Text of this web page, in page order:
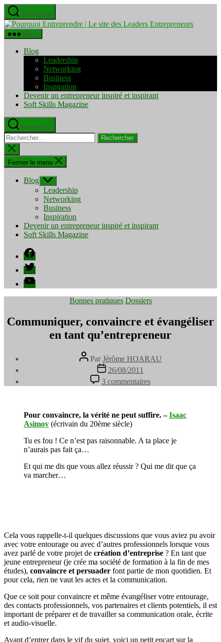
Aller
au
contenu
Recherche
Pourquoi
Menu
Blog
Leadership
Networking
Business
Inspiration
Devenir un entrepreneur inspiré et inspirant
Soft Skills Magazine
Recherche
Rechercher :
Fermer
la
recherche
Fermer le menu
Blog Afficher
le
sous-
menu
Leadership
Networking
Business
Inspiration
Devenir un entrepreneur inspiré et inspirant
Soft Skills Magazine
Facebook
Twitter
YouTube
Catégories
Bonnes pratiques Dossiers
Communiquer, convaincre et évangéliser
en tant qu’entrepreneur
Auteur
de
l’article
Par Jérôme HOARAU
Date
de
l’article
26/08/2011
3 commentaires
Communiquer,
évangéliser
qu’entrepreneur
Pour convaincre, la vérité ne peut suffire. –Isaac
Asimov (écrivain du 20ème siècle)
Tu es fou ! Ce n’est pas raisonnable. A ta place je
n’aurais pas fait ça…
Et qui me dis que vous allez réussir ? Qui me dit que ça
va marcher…
Cela vous rappelle-t-il quelques discussions que vous aviez pu avoir
avec votre entourage ou avec d’autres professionnels lorsque vous
avez parlé de votre projet de création d’entreprise ? En tant que
jeune entrepreneur (je crée ma société de formation à la fin de mes
études), convaincre et persuader font partie de mon quotidien. Et
pour cela, rien ne vaut les actes et la communication.
Que ce soit pour convaincre et même évangéliser votre entourage,
des contacts professionnels, vos partenaires et clients potentiels, il est
important de préparer et de travailler sa communication orale, écrite
et audio-visuelle.
Avant d’entrer dans le vif du sujet, voici un petit encart sur la